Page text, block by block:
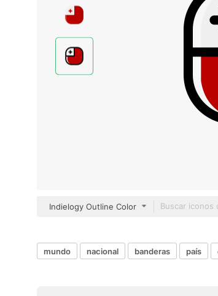
Indielogy Outline Color
mundo nacional banderas país